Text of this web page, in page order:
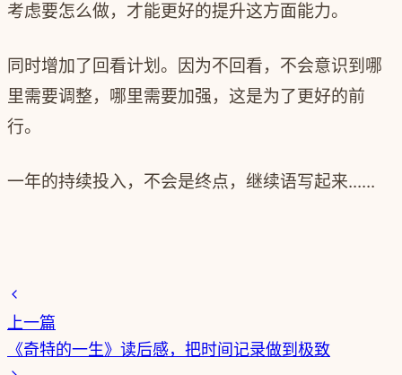
考虑要怎么做，才能更好的提升这方面能力。
同时增加了回看计划。因为不回看，不会意识到哪
里需要调整，哪里需要加强，这是为了更好的前
行。
一年的持续投入，不会是终点，继续语写起来......
上一篇
《奇特的一生》读后感，把时间记录做到极致